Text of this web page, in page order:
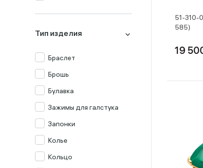
Тип изделия
Браслет
Брошь
Булавка
Зажимы для галстука
Запонки
Колье
Кольцо
51-310-
585)
19